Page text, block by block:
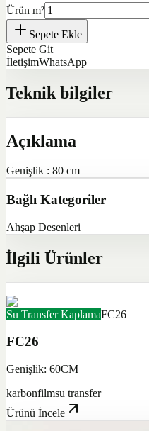
Ürün m²
Sepete Ekle
Sepete Git
İletişimWhatsApp
Teknik bilgiler
Açıklama
Genişlik : 80 cm
Bağlı Kategoriler
Ahşap Desenleri
İlgili Ürünler
Su Transfer KaplamaFC26
FC26
Genişlik: 60CM
karbonfilmsu transfer
Ürünü İncele